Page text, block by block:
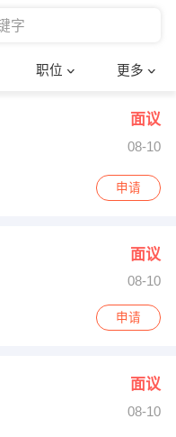
职位 更多
面议
08-10
申请
面议
08-10
申请
面议
08-10